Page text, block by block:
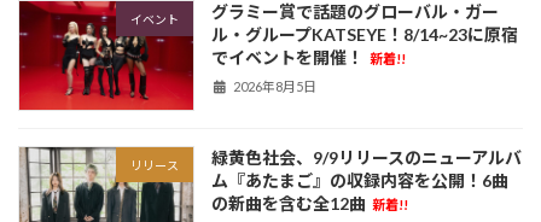
イベント
グラミー賞で話題のグローバル・ガー
ル・グループKATSEYE！8/14~23に原宿
でイベントを開催！
新着!!
2026年8月5日
リリース
緑黄色社会、9/9リリースのニューアルバ
ム『あたまご』の収録内容を公開！6曲
の新曲を含む全12曲 新着!!